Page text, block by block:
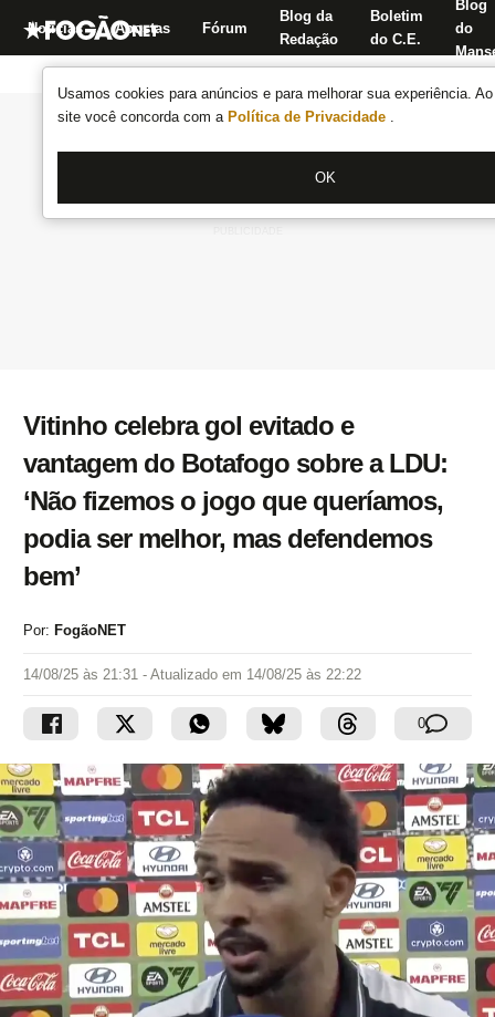
Usamos cookies para anúncios e para melhorar sua experiência.
site você concorda com a Política de Privacidade .
OK
Notícias Apostas Fórum
Blog da
Redação
Boletim
do C.E.
Blog
do
Vitinho celebra gol evitado e
vantagem do Botafogo sobre a LDU:
‘Não fizemos o jogo que queríamos,
podia ser melhor, mas defendemos
bem’
Por: FogãoNET
14/08/25 às 21:31 - Atualizado em 14/08/25 às 22:22
0